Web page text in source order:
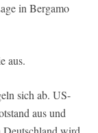
in Bergamo
aus.
sich ab. US-
aus und